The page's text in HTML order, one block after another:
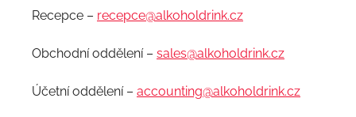
Recepce – recepce@alkoholdrink.cz
Obchodní oddělení – sales@alkoholdrink.cz
Účetní oddělení – accounting@alkoholdrink.cz